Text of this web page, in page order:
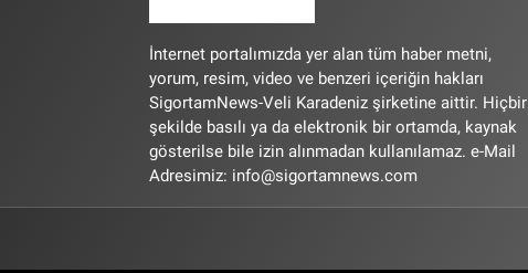
İnternet portalımızda yer alan tüm haber metni,
yorum, resim, video ve benzeri içeriğin hakları
SigortamNews-Veli Karadeniz şirketine aittir. Hiçbir
şekilde basılı ya da elektronik bir ortamda, kaynak
gösterilse bile izin alınmadan kullanılamaz. e-Mail
Adresimiz: info@sigortamnews.com